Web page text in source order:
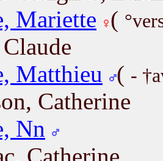
Mariette (
Matthieu
( -
Catherine
Nn
Catherine